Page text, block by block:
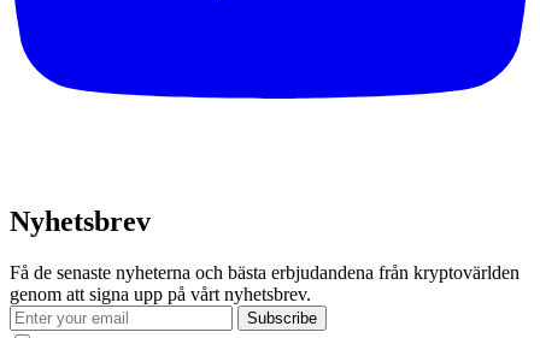
Nyhetsbrev
Få de senaste nyheterna och bästa erbjudandena från kryptovärlden
genom att signa upp på vårt nyhetsbrev.
Subscribe